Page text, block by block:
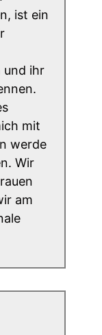
ist ein
und ihr
mit
werde
Wir
am